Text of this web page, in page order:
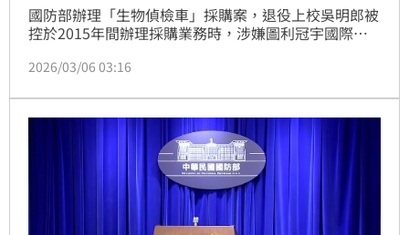
國防部辦理「生物偵檢車」採購案，退役上校吳明郎被
控於2015年間辦理採購業務時，涉嫌圖利冠宇國際電
吳明郎在內共9人。台北地方法院6日一審宣判，依財產
年。另化學兵處軍品整備組少校承辦人邱雅姿、冠宇國
際電訊董事長陳銘宏等8人皆獲判無罪。
2026/03/06 03:16